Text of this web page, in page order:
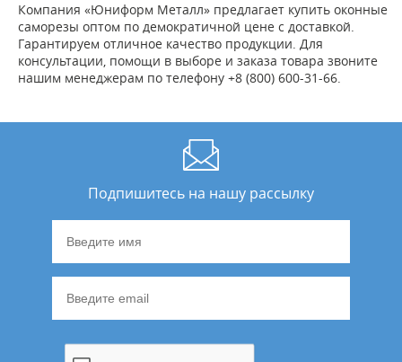
Компания «Юниформ Металл» предлагает купить оконные
саморезы оптом по демократичной цене с доставкой.
Гарантируем отличное качество продукции. Для
консультации, помощи в выборе и заказа товара звоните
нашим менеджерам по телефону +8 (800) 600-31-66.
Подпишитесь на нашу рассылку